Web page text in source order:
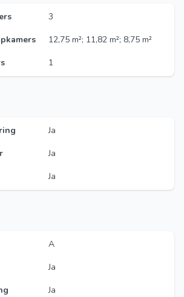
3
12,75 m²; 11,82 m²; 8,75 m²
1
Ja
Ja
Ja
A
Ja
Ja